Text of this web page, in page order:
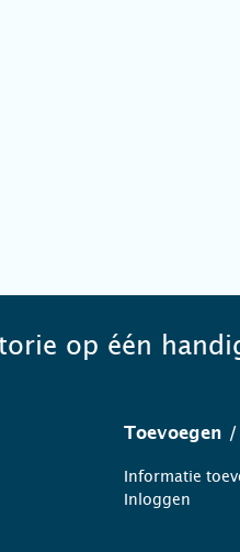
op één
Toevoegen /
Informatie
Inloggen